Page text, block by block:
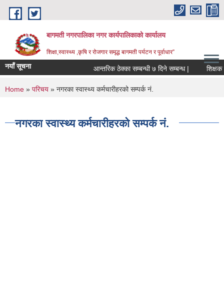
Skip to main content
बागमती नगरपालिका नगर कार्यपालिकाको कार्यालय
शिक्षा,स्वास्थ्य ,कृषि र रोजगार समृद्ध बागमती पर्यटन र पूर्वाधार”
नयाँ सूचना आन्तरिक ठेक्का सम्बन्धी ७ दिने सम्बन्ध |
You are here
Home » परिचय » नगरका स्वास्थ्य कर्मचारीहरको सम्पर्क नं.
नगरका स्वास्थ्य कर्मचारीहरको सम्पर्क नं.